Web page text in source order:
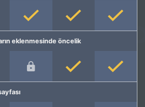
eklenmesinde öncelik